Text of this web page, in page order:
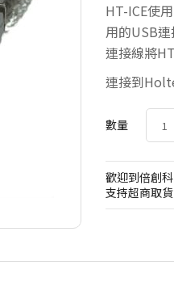
HT-ICE使
用的USB
連接線將
連接到
數量
歡迎到倍創
支持超商取貨